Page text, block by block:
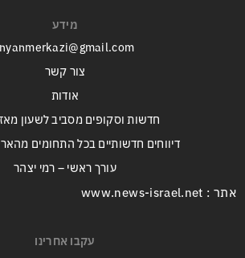
מידע
צור קשר
אודות
חדשות וסקופים מסביב לשעון מאז 1999
דיווחים חדשותיים בכל התחומים
עורך ראשי – רמי יצהר
אתר : www.news-israel.net
עקבו אחרינו